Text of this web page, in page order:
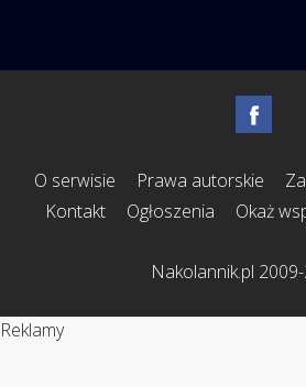
O serwisie Prawa autorskie
Kontakt
Ogłoszenia Okaż
Nakolannik.pl
Reklamy